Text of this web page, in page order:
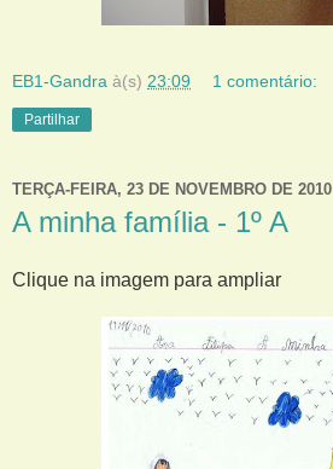
EB1-Gandra à(s) 23:09 1 comentário:
Partilhar
TERÇA-FEIRA, 23 DE NOVEMBRO DE 2010
A minha família - 1º A
Clique na imagem para ampliar